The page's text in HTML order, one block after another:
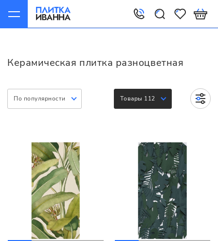
Керамическая плитка разноцветная
По популярности Товары 112